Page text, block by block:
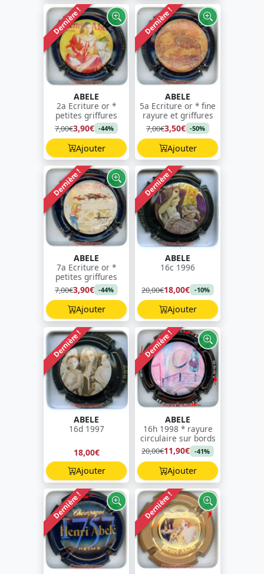
Dernière !
ABELE
2a Ecriture or *
petites griffures
7,00€3,90€ -44%
Ajouter
Dernière !
ABELE
5a Ecriture or * fine
rayure et griffures
7,00€3,50€ -50%
Ajouter
Dernière !
ABELE
7a Ecriture or *
petites griffures
7,00€3,90€ -44%
Ajouter
Dernière !
ABELE
16c 1996
20,00€18,00€ -10%
Ajouter
Dernière !
ABELE
16d 1997
18,00€
Ajouter
Dernière !
ABELE
16h 1998 * rayure
circulaire sur bords
20,00€11,90€ -41%
Ajouter
Dernière ! Dernière !